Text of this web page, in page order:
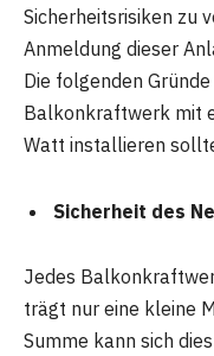
Sicherheitsrisiken zu
Anmeldung dieser
Die folgenden
Balkonkraftwerk mit
Watt installieren
Sicherheit des
Jedes
trägt nur eine kleine
Summe kann sich